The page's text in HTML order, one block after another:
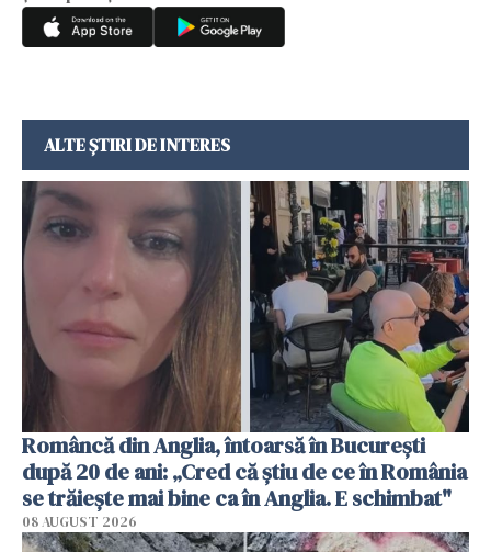
ALTE ȘTIRI DE INTERES
Româncă din Anglia, întoarsă în București
după 20 de ani: „Cred că știu de ce în România
se trăiește mai bine ca în Anglia. E schimbat"
08 AUGUST 2026